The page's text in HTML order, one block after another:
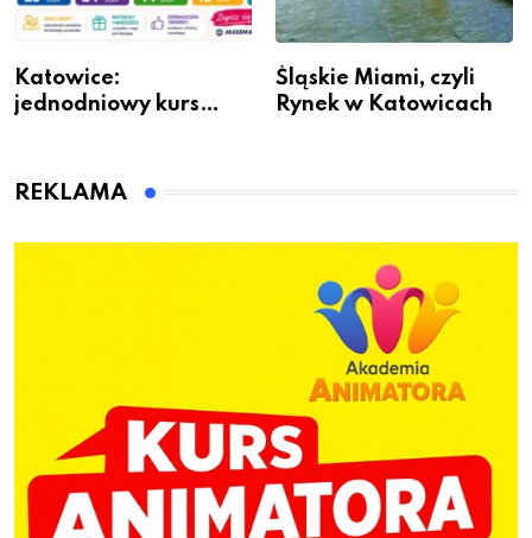
Katowice:
jednodniowy kurs
dzieci
Śląskie Miami, czyli
Rynek w Katowicach
REKLAMA